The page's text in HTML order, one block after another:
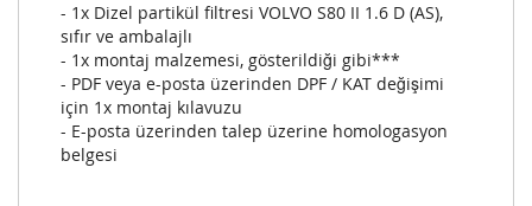
- 1x Dizel partikül filtresi VOLVO S80 II 1.6 D (AS),
sıfır ve ambalajlı
- 1x montaj malzemesi, gösterildiği gibi***
- PDF veya e-posta üzerinden DPF / KAT değişimi
için 1x montaj kılavuzu
- E-posta üzerinden talep üzerine homologasyon
belgesi